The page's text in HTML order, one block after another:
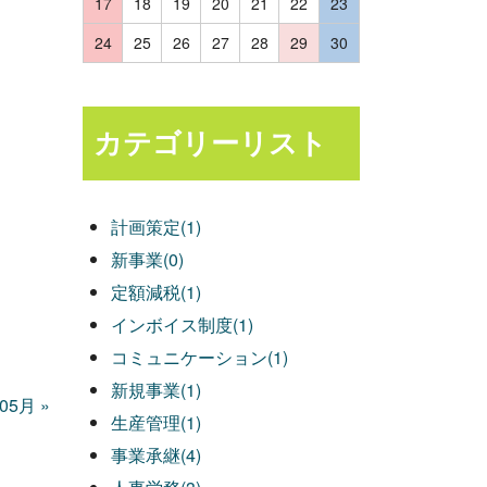
月 »
24
25 26 27 28 29 30
カテゴリーリスト
計画策定(1)
新事業(0)
定額減税(1)
インボイス制度(1)
コミュニケーション(1)
新規事業(1)
生産管理(1)
事業承継(4)